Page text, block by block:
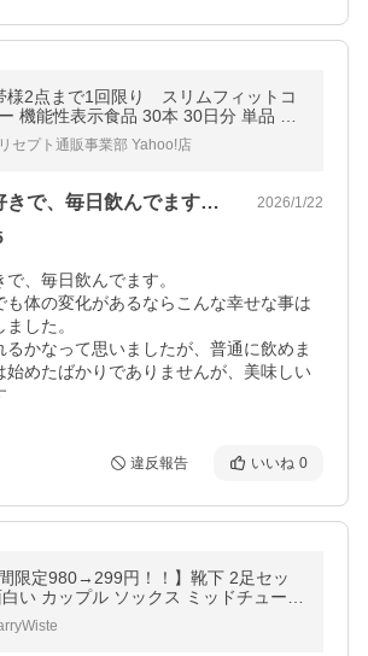
様2点まで1回限り スリムフィットコ
機能性表示食品 30本 30日分 単品 送
お試し特価
セプト通販事業部 Yahoo!店
コーヒーが大好きで、毎日飲んでます。コ… 2026/1/22
、毎日飲んでます。
も体の変化があるならこんな幸せな事は
した。
るかなって思いましたが、普通に飲めま
始めたばかりでありませんが、美味しい
違反報告 いいね 0
間限定980→299円！！】靴下 2足セッ
白い カップル ソックス ミッドチューブ
ツ レディース おしゃれ ファッション
ス 女/男性 プレゼント